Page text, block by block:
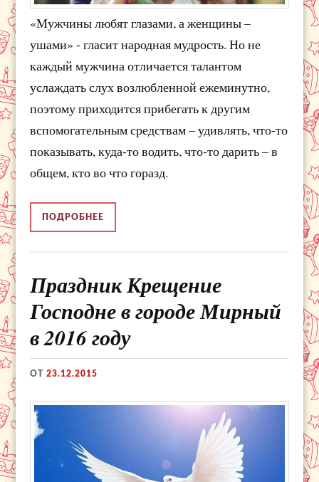
«Мужчины любят глазами, а женщины –
ушами» - гласит народная мудрость. Но не
каждый мужчина отличается талантом
услаждать слух возлюбленной ежеминутно,
поэтому приходится прибегать к другим
вспомогательным средствам – удивлять, что-то
показывать, куда-то водить, что-то дарить – в
общем, кто во что горазд.
ПОДРОБНЕЕ
Праздник Крещение
Господне в городе Мирный
в 2016 году
ОТ23.12.2015